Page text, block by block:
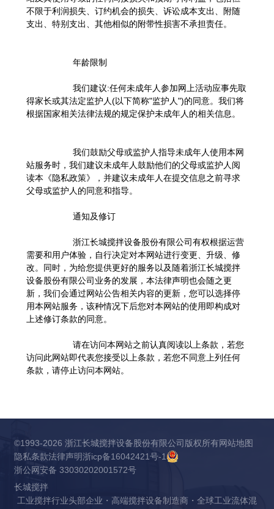
不限于利润损失、订约机会的损失、诉讼成本支出、附随
支出、特别支出、其他相似的附带性损害不承担责任。
年龄限制
我们建议:任何未成年人参加网上活动应事先取
得家长或其法定监护人(以下简称"监护人")的同意。我们将
根据国家相关法律法规的规定保护未成年人的相关信息。
我们鼓励父母或监护人指导未成年人使用本网
站服务时，我们建议未成年人鼓励他们的父母或监护人阅
读本《隐私政策》，并建议未成年人在提交信息之前寻求
父母或监护人的同意和指导。
通知及修订
浙江长城搅拌设备股份有限公司有权根据运营
需要和用户体验，自行决定对本网站进行变更、升级、修
改。同时，为给您提供更好的服务以及随着浙江长城搅拌
设备股份有限公司业务的发展，本法律声明也会随之更
新，我们会通过网站公告相关内容的更新，您可以选择停
用本网站服务，该种情况下后您对本网站的使用即构成对
上述修订条款的同意。
请在访问本网站之前认真阅读以上条款，若您
访问此网站即代表您接受以上条款，若您不同意上列任何
条款，请停止访问本网站。
©1993-2026 浙江长城搅拌设备股份有限公司版权所有网站地图
隐私条款法律声明浙icp备16042421号-1
浙公网安备 33030202001572号
长城搅拌
工业搅拌行业头部企业・高端搅拌设备制造商・全球工业流体混